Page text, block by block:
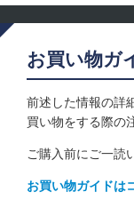
お買い物ガ
前述した情報の詳
買い物をする際の
ご購入前にご一読
お買い物ガイドは